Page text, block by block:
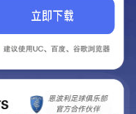
建设.
网站.